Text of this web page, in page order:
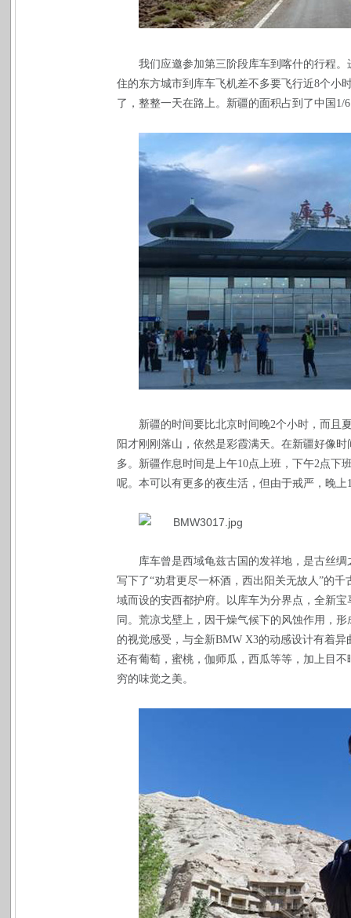
我们应邀参加第三阶段库车到喀什的行程
住的东方城市到库车飞机差不多要飞行近8个小
了，整整一天在路上。新疆的面积占到了中国 1/6
新疆的时间要比北京时间晚2个小时，而且
阳才刚刚落山，依然是彩霞满天。在新疆好像
多。新疆作息时间是上午10点上班，下午2点下
呢。本可以有更多的夜生活，但由于戒严，晚上
库车曾是西域龟兹古国的发祥地，是古丝
写下了“劝君更尽一杯酒，西出阳关无故人”的
域而设的安西都护府。以库车为分界点，全新宝
同。荒凉戈壁上，因干燥气候下的风蚀作用，
的视觉感受，与全新BMW X3的动感设计有着异
还有葡萄，蜜桃，伽师瓜，西瓜等等，加上目
穷的味觉之美。